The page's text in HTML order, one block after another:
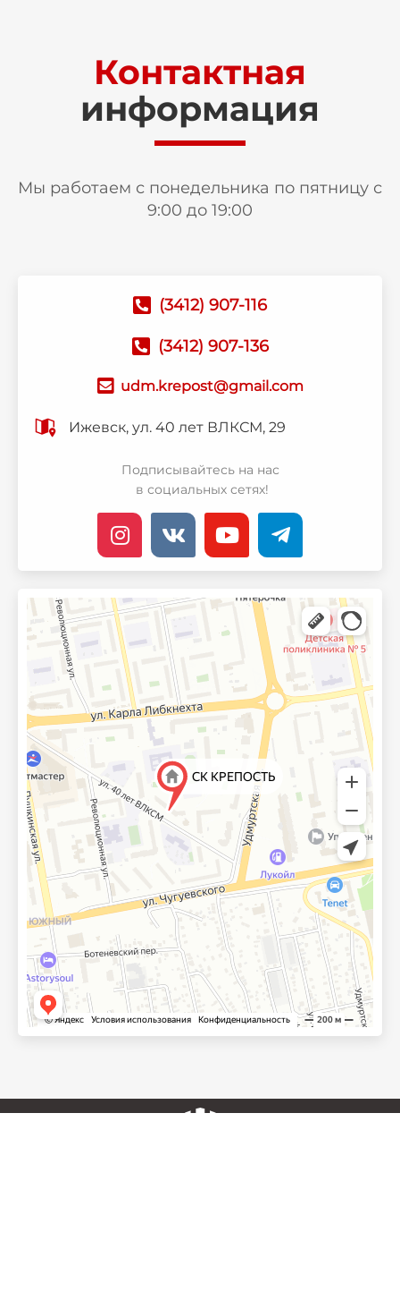
Контактная
информация
Мы работаем с понедельника по пятницу с
9:00 до 19:00
(3412) 907-116
(3412) 907-136
udm.krepost@gmail.com
Ижевск, ул. 40 лет ВЛКСМ, 29
Подписывайтесь на нас
в социальных сетях!